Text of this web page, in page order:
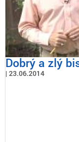
Dobrý a zlý
23.06.2014